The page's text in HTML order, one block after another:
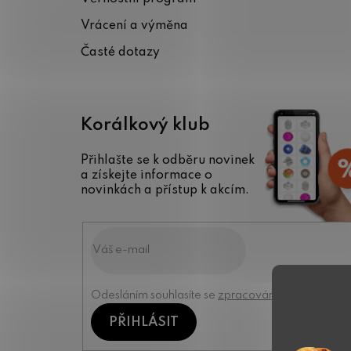
Vrácení a výměna
Časté dotazy
Korálkový klub
Přihlašte se k odběru novinek
a získejte informace o
novinkách a přístup k akcím.
Odesláním souhlasíte se zpracováním osobních
PŘIHLÁSIT